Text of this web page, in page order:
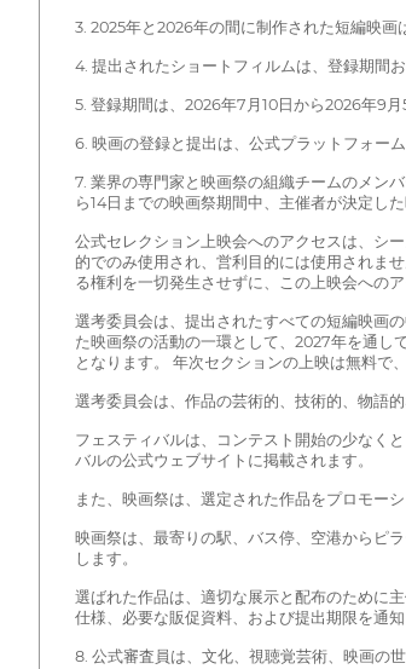
3. 2025年と2026年の間に制作された短編映画
4. 提出されたショートフィルムは、登録期間
5. 登録期間は、2026年7月10日から2026年9月
6. 映画の登録と提出は、公式プラットフォー
7. 業界の専門家と映画祭の組織チームのメン
ら14日までの映画祭期間中、主催者が決定し
公式セレクション上映会へのアクセスは、シ
的でのみ使用され、営利目的には使用されま
る権利を一切発生させずに、この上映会への
選考委員会は、提出されたすべての短編映画
た映画祭の活動の一環として、2027年を通し
となります。 年次セクションの上映は無料で
選考委員会は、作品の芸術的、技術的、物語
フェスティバルは、コンテスト開始の少なく
バルの公式ウェブサイトに掲載されます。
また、映画祭は、選定された作品をプロモー
映画祭は、最寄りの駅、バス停、空港からピ
します。
選ばれた作品は、適切な展示と配布のために
仕様、必要な販促資料、および提出期限を通知
8. 公式審査員は、文化、視聴覚芸術、映画の